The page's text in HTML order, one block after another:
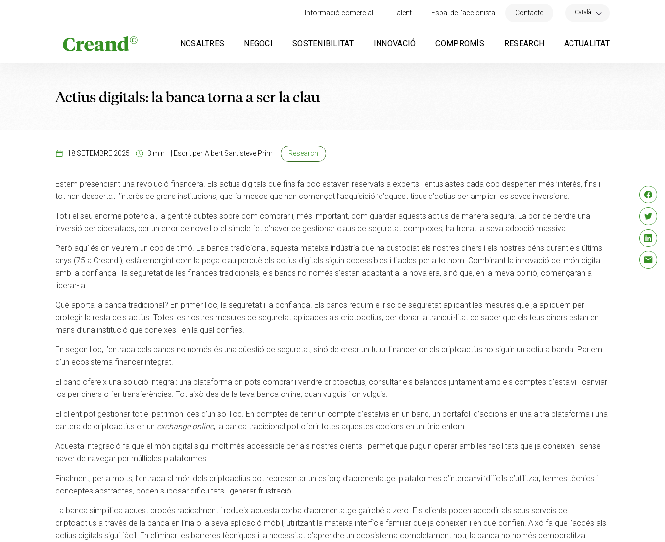
Informació comercial Talent Espai de l'accionista Contacte Català
NOSALTRES NEGOCI SOSTENIBILITAT INNOVACIÓ COMPROMÍS RESEARCH ACTUALITAT
Actius digitals: la banca torna a ser la clau
18 SETEMBRE 2025 3 min Escrit per Albert Santisteve Prim Research
Estem presenciant una revolució financera. Els actius digitals que fins fa poc estaven reservats a experts i entusiastes cada cop desperten més ’interès, fins i
tot han despertat l’interès de grans institucions, que fa mesos que han començat l’adquisició ’d’aquest tipus d’actius per ampliar les seves inversions.
Tot i el seu enorme potencial, la gent té dubtes sobre com comprar i, més important, com guardar aquests actius de manera segura. La por de perdre una
inversió per ciberatacs, per un error de novell o el simple fet d’haver de gestionar claus de seguretat complexes, ha frenat la seva adopció massiva.
Però aquí és on veurem un cop de timó. La banca tradicional, aquesta mateixa indústria que ha custodiat els nostres diners i els nostres béns durant els últims
anys (75 a Creand!), està emergint com la peça clau perquè els actius digitals siguin accessibles i fiables per a tothom. Combinant la innovació del món digital
amb la confiança i la seguretat de les finances tradicionals, els bancs no només s’estan adaptant a la nova era, sinó que, en la meva opinió, començaran a
liderar-la.
Què aporta la banca tradicional? En primer lloc, la seguretat i la confiança. Els bancs reduïm el risc de seguretat aplicant les mesures que ja apliquem per
protegir la resta dels actius. Totes les nostres mesures de seguretat aplicades als criptoactius, per donar la tranquil·litat de saber que els teus diners estan en
mans d’una institució que coneixes i en la qual confies.
En segon lloc, l’entrada dels bancs no només és una qüestió de seguretat, sinó de crear un futur financer on els criptoactius no siguin un actiu a banda. Parlem
d’un ecosistema financer integrat.
El banc ofereix una solució integral: una plataforma on pots comprar i vendre criptoactius, consultar els balanços juntament amb els comptes d’estalvi i canviar-
los per diners o fer transferències. Tot això des de la teva banca online, quan vulguis i on vulguis.
El client pot gestionar tot el patrimoni des d’un sol lloc. En comptes de tenir un compte d’estalvis en un banc, un portafoli d’accions en una altra plataforma i una
cartera de criptoactius en un exchange online, la banca tradicional pot oferir totes aquestes opcions en un únic entorn.
Aquesta integració fa que el món digital sigui molt més accessible per als nostres clients i permet que puguin operar amb les facilitats que ja coneixen i sense
haver de navegar per múltiples plataformes.
Finalment, per a molts, l’entrada al món dels criptoactius pot representar un esforç d’aprenentatge: plataformes d’intercanvi ’difícils d’utilitzar, termes tècnics i
conceptes abstractes, poden suposar dificultats i generar frustració.
La banca simplifica aquest procés radicalment i redueix aquesta corba d’aprenentatge gairebé a zero. Els clients poden accedir als seus serveis de
criptoactius a través de la banca en línia o la seva aplicació mòbil, utilitzant la mateixa interfície familiar que ja coneixen i en què confien. Això fa que l’accés als
actius digitals sigui fàcil. En eliminar les barreres tècniques i la necessitat d’aprendre un ecosistema completament nou, la banca no només democratitza